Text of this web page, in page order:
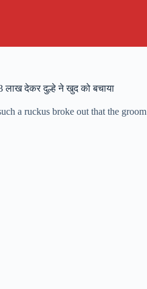
लाख देकर दुल्हे ने खुद को बचाया
a ruckus broke out that the groom